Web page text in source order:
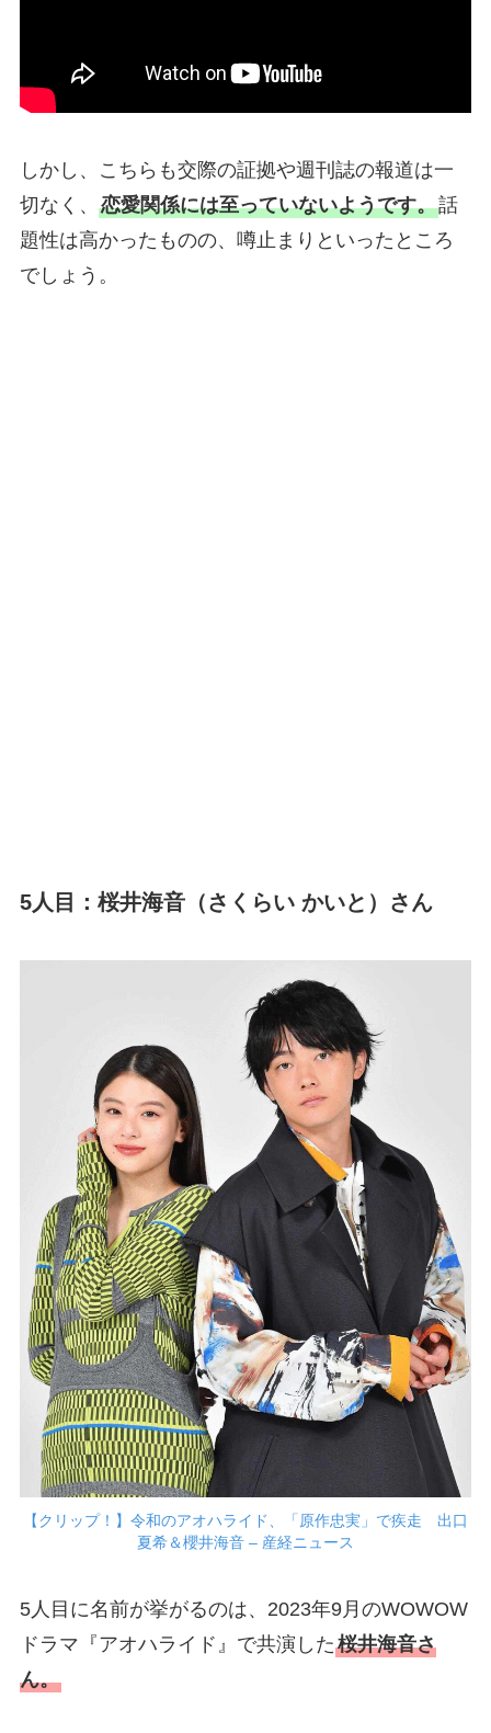
しかし、こちらも交際の証拠や週刊誌の報道は一
切なく、 恋愛関係には至っていないようです。話
題性は高かったものの、噂止まりといったところ
でしょう。
5人目：桜井海音（さくらい かいと）さん
【クリップ！】令和のアオハライド、「原作忠実」で疾走 出口
夏希＆櫻井海音 – 産経ニュース
5人目に名前が挙がるのは、2023年9月のWOWOW
ドラマ『アオハライド』で共演した桜井海音さ
ん。